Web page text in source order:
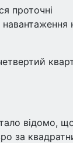
проточні
відомо,
за